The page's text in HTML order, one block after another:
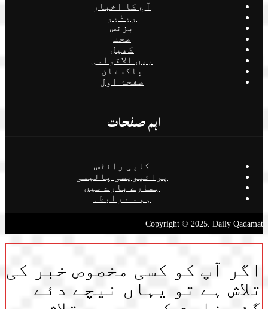
آج کا اخبار
ویڈیو
بزنس
صحت
کھیل
بین الاقوامی
پاکستان
صفحۂ اول
اہم صفحات
کاپی رائٹس
پرائیویسی پالیسی
ہمارے بارے میں
ہم سے رابطہ
Copyright © 2025. Daily Qadamat
اگر آپ کو کسی مخصوص خبر کی
تلاش ہے تو یہاں نیچے دئے